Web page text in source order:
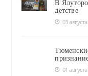
В
детстве
03
01